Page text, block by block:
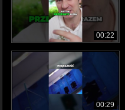
00:22
00:29